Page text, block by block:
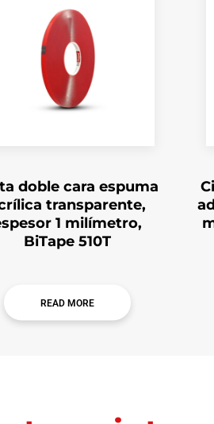
doble cara espuma
transparente,
1 milímetro,
BiTape 510T
READ MORE